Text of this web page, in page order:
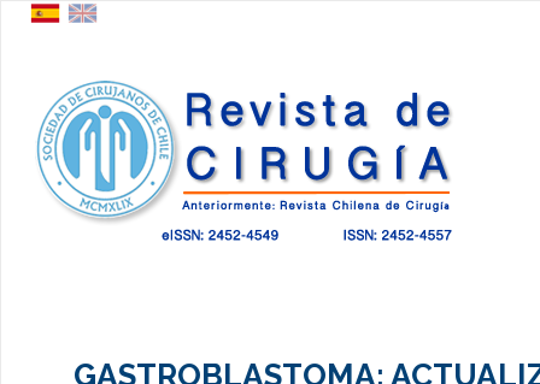
GASTROBLASTOMA: